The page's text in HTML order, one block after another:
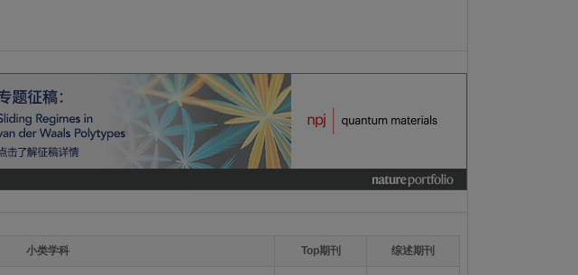
小类学科 Top期刊 综述期刊